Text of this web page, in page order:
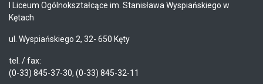
I Liceum Ogólnokształcące im. Stanisława Wyspiańskiego w
Kętach
ul. Wyspiańskiego 2, 32- 650 Kęty
tel. / fax:
(0-33) 845-37-30, (0-33) 845-32-11